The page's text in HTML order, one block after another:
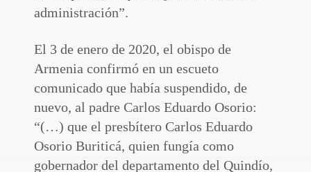
administración”.
El 3 de enero de 2020, el obispo de
Armenia confirmó en un escueto
comunicado que había suspendido, de
nuevo, al padre Carlos Eduardo Osorio:
“(…) que el presbítero Carlos Eduardo
Osorio Buriticá, quien fungía como
gobernador del departamento del Quindío,